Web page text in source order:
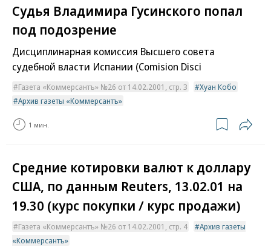
Судья Владимира Гусинского попал
под подозрение
Дисциплинарная комиссия Высшего совета
судебной власти Испании (Comision Disci
Газета «Коммерсантъ» №26 от 14.02.2001, стр. 3
Хуан Кобо
Архив газеты «Коммерсантъ»
1 мин.
Средние котировки валют к доллару
США, по данным Reuters, 13.02.01 на
19.30 (курс покупки / курс продажи)
Газета «Коммерсантъ» №26 от 14.02.2001, стр. 4
Архив газеты
«Коммерсантъ»